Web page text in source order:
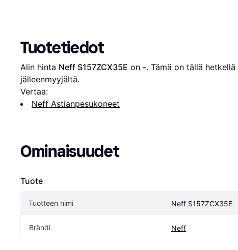
Tuotetiedot
Alin hinta Neff S157ZCX35E on -. Tämä on tällä
jälleenmyyjältä.
Vertaa:
Neff Astianpesukoneet
Ominaisuudet
Tuote
Tuotteen nimi Neff S157ZCX35E
Brändi Neff